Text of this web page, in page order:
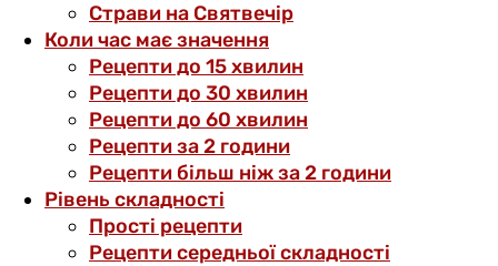
Страви на Святвечір
Коли час має значення
Рецепти до 15 хвилин
Рецепти до 30 хвилин
Рецепти до 60 хвилин
Рецепти за 2 години
Рецепти більш ніж за 2 години
Рівень складності
Прості рецепти
Рецепти середньої складності